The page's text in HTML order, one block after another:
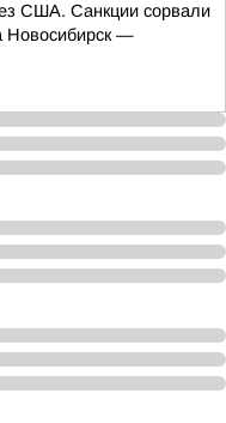
США. Санкции сорвали
Новосибирск —